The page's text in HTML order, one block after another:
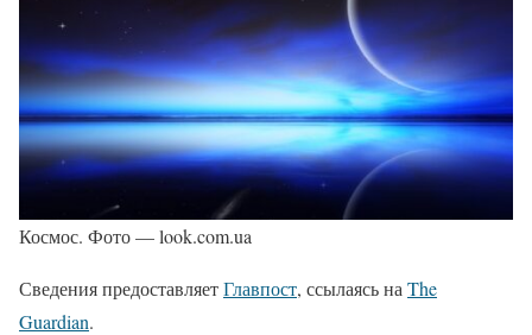
Космос. Фото — look.com.ua
Сведения предоставляетГлавпост, ссылаясь на The
Guardian.